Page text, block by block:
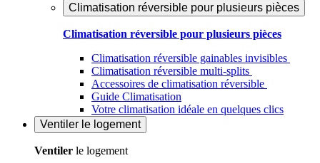
Climatisation réversible pour plusieurs pièces
Climatisation réversible pour plusieurs pièces
Climatisation réversible gainables invisibles
Climatisation réversible multi-splits
Accessoires de climatisation réversible
Guide Climatisation
Votre climatisation idéale en quelques clics
Ventiler le logement
Ventiler le logement